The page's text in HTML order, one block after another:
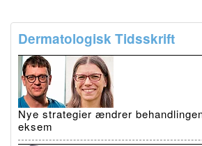
Dermatologisk Tidsskrift
Nye strategier ændrer
eksem